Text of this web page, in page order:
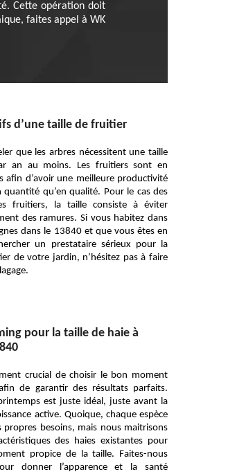
Cette opération doit
faites appel à WK
d’une taille de fruitier
que les arbres nécessitent une taille
an au moins. Les fruitiers sont en
afin d’avoir une meilleure productivité
quantité qu’en qualité. Pour le cas des
fruitiers, la taille consiste à éviter
des ramures. Si vous habitez dans
dans le 13840 et que vous êtes en
un prestataire sérieux pour la
de votre jardin, n’hésitez pas à faire
pour la taille de haie à
crucial de choisir le bon moment
de garantir des résultats parfaits.
est juste idéal, juste avant la
active. Quoique, chaque espèce
propres besoins, mais nous maitrisons
des haies existantes pour
propice de la taille. Faites-nous
donner l’apparence et la santé